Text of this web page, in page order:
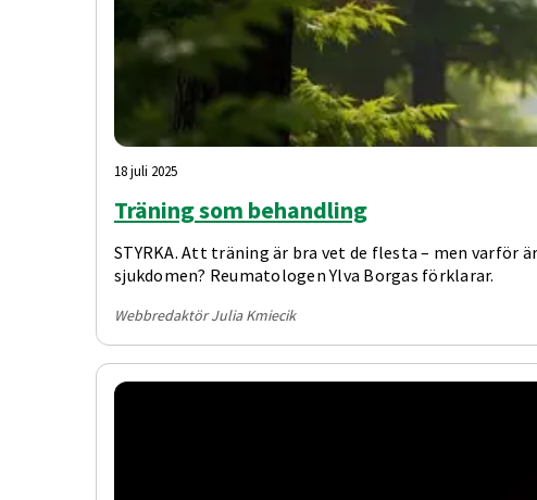
18 juli 2025
Träning som behandling
STYRKA. Att träning är bra vet de flesta – men varför
sjukdomen? Reumatologen Ylva Borgas förklarar.
Webbredaktör Julia Kmiecik